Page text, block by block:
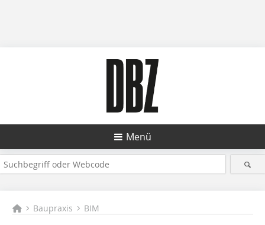
Menü
Baupraxis BIM